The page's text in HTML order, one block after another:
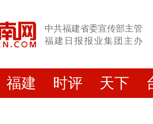
中共福建省委宣传部主管
福建日报报业集团主办
福建 时评 天下